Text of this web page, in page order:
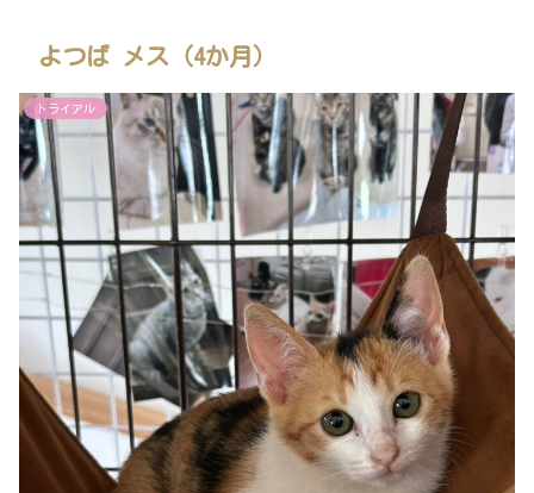
よつば メス（4か月）
トライアル